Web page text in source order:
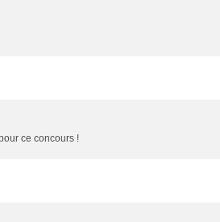
ce concours !